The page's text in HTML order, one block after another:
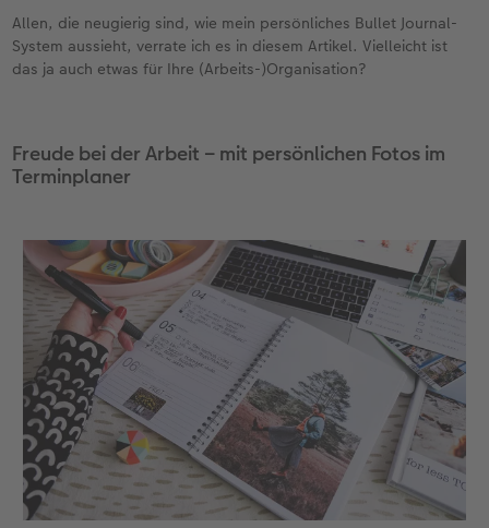
Gestaltungsideen
Neuheiten
CEWE myPhotos
Extras
Mehrteiler
Materialmuster-Set
Extras
Digitale Grußkarte
Neuheiten
CEWE Geschenkgutschein
Neuheiten
CEWE Community
Allen, die neugierig sind, wie mein persönliches Bullet Journal-
System aussieht, verrate ich es in diesem Artikel. Vielleicht ist
das ja auch etwas für Ihre (Arbeits-)Organisation?
Freude bei der Arbeit – mit persönlichen Fotos im
Terminplaner